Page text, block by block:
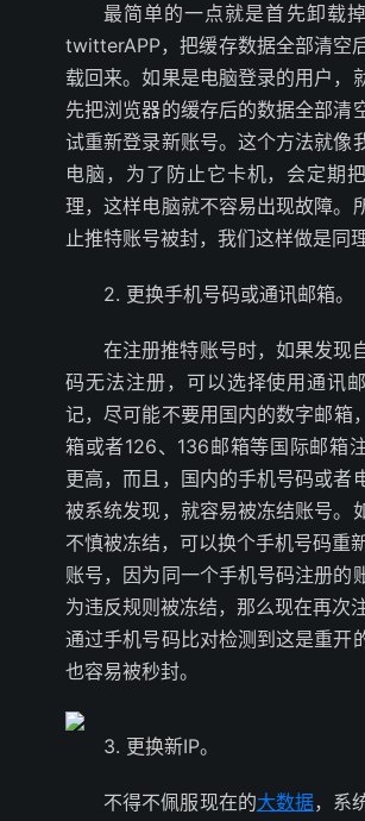
最简单的一点就是首先卸载
twitterAPP，把缓存数据全部清空
载回来。如果是电脑登录的用户，
先把浏览器的缓存后的数据全部清
试重新登录新账号。这个方法就像
电脑，为了防止它卡机，会定期
理，这样电脑就不容易出现故障。
止推特账号被封，我们这样做是同理
2. 更换手机号码或通讯邮箱。
在注册推特账号时，如果发现
码无法注册，可以选择使用通讯
记，尽可能不要用国内的数字邮箱
箱或者126、136邮箱等国际邮箱
更高，而且，国内的手机号码或者
被系统发现，就容易被冻结账号。
不慎被冻结，可以换个手机号码重
账号，因为同一个手机号码注册的
为违反规则被冻结，那么现在再次
通过手机号码比对检测到这是重开
也容易被秒封。
3. 更换新IP。
不得不佩服现在的大数据，系